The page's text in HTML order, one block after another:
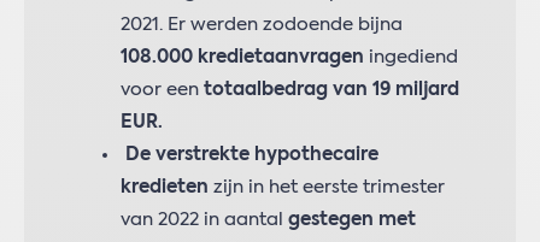
2021. Er werden zodoende bijna
108.000 kredietaanvragen ingediend
voor een totaalbedrag van 19 miljard
EUR.
De verstrekte hypothecaire
kredieten zijn in het eerste trimester
van 2022 in aantal gestegen met